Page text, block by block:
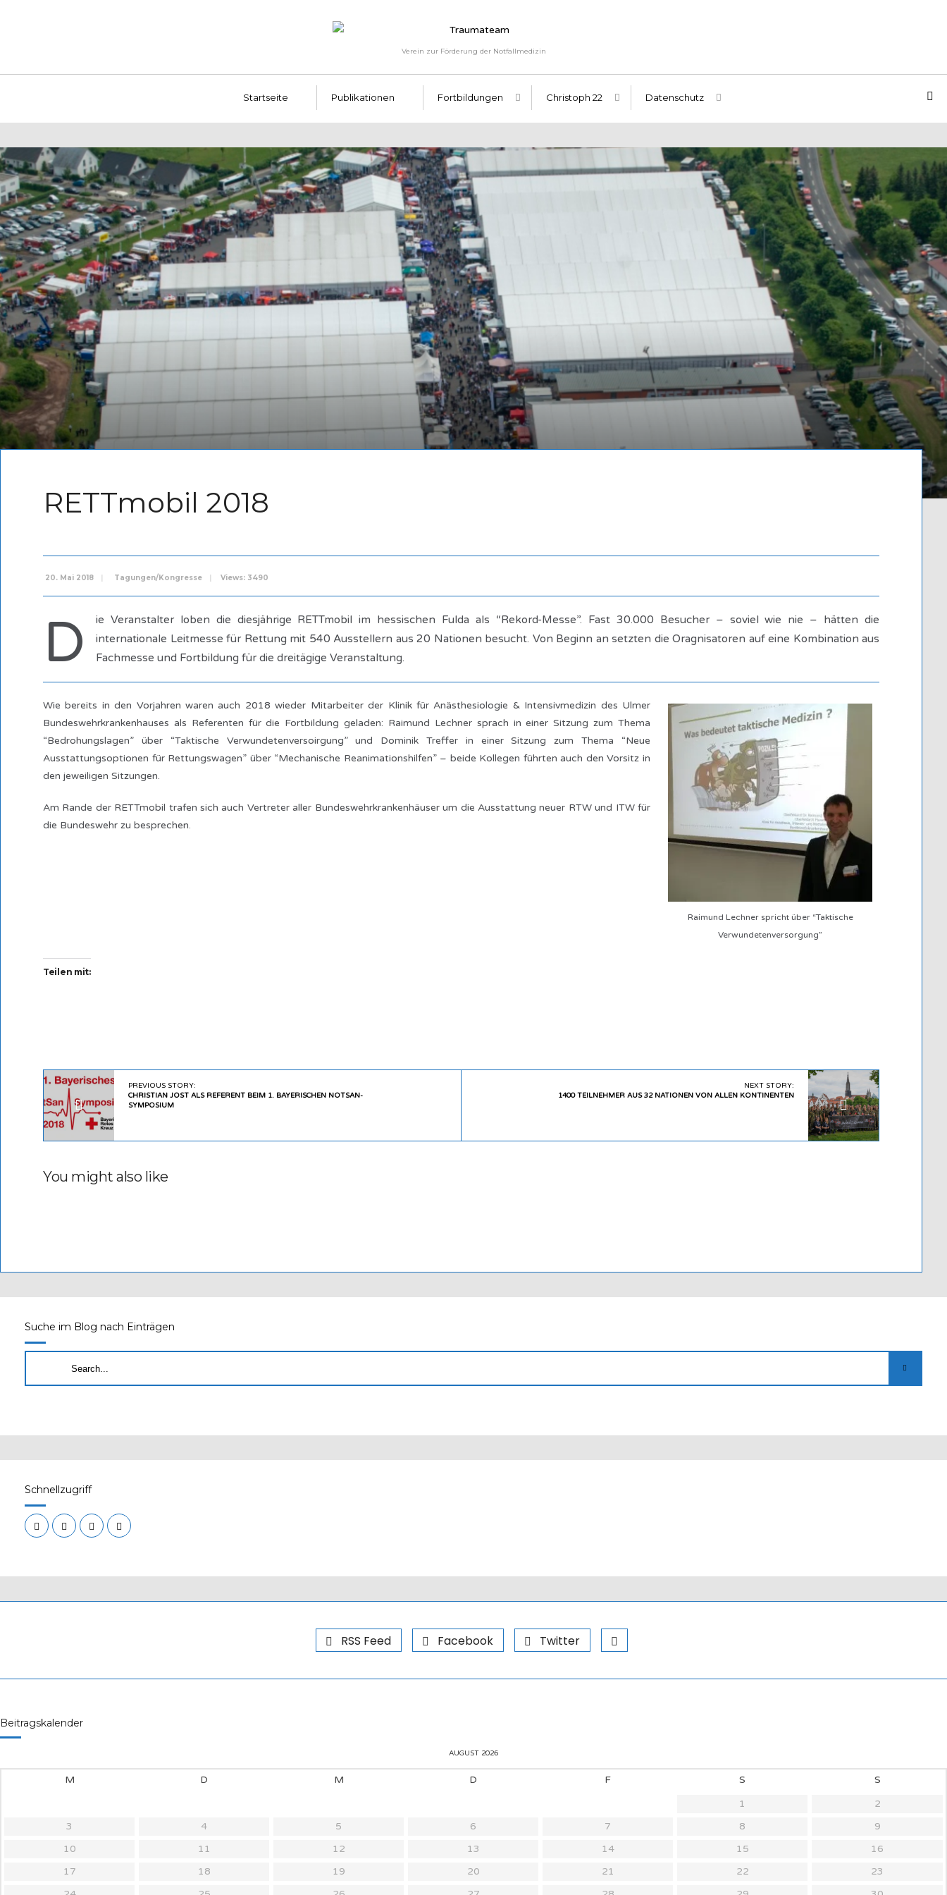
Verein zur Förderung der Notfallmedizin
Startseite Publikationen Fortbildungen Christoph 22 Datenschutz
RETTmobil 2018
20. Mai 2018 | Tagungen/Kongresse | Views: 3490
D
ie Veranstalter loben die diesjährige RETTmobil im hessischen Fulda als “Rekord-Messe”. Fast 30.000 Besucher – soviel wie nie – hätten die
internationale Leitmesse für Rettung mit 540 Ausstellern aus 20 Nationen besucht. Von Beginn an setzten die Oragnisatoren auf eine Kombination aus
Fachmesse und Fortbildung für die dreitägige Veranstaltung.
Raimund Lechner spricht über “Taktische
Verwundetenversorgung”
Wie bereits in den Vorjahren waren auch 2018 wieder Mitarbeiter der Klinik für Anästhesiologie & Intensivmedizin des Ulmer
Bundeswehrkrankenhauses als Referenten für die Fortbildung geladen: Raimund Lechner sprach in einer Sitzung zum Thema
“Bedrohungslagen” über “Taktische Verwundetenversoirgung” und Dominik Treffer in einer Sitzung zum Thema “Neue
Ausstattungsoptionen für Rettungswagen” über “Mechanische Reanimationshilfen” – beide Kollegen führten auch den Vorsitz in
den jeweiligen Sitzungen.
Am Rande der RETTmobil trafen sich auch Vertreter aller Bundeswehrkrankenhäuser um die Ausstattung neuer RTW und ITW für
die Bundeswehr zu besprechen.
Teilen mit:
PREVIOUS STORY:
CHRISTIAN JOST ALS REFERENT BEIM 1. BAYERISCHEN NOTSAN-
SYMPOSIUM
NEXT STORY:
1400 TEILNEHMER AUS 32 NATIONEN VON ALLEN KONTINENTEN
You might also like
Suche im Blog nach Einträgen
Schnellzugriff
RSS Feed Facebook Twitter
Beitragskalender
AUGUST 2026
M D M D F S
S
1
2
3
4 5 6 7 8
9
10
11 12 13 14 15
16
17
18 19 20 21 22
23